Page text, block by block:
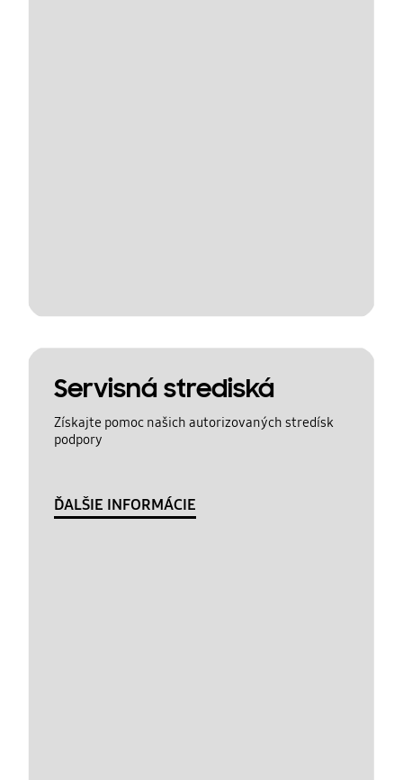
Servisná strediská
Získajte pomoc našich autorizovaných stredísk
podpory
ĎALŠIE INFORMÁCIE